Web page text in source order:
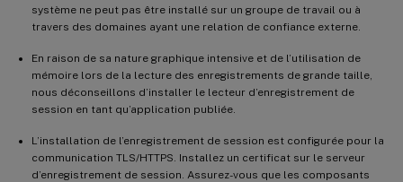
système ne peut pas être installé sur un groupe de travail ou à
travers des domaines ayant une relation de confiance externe.
En raison de sa nature graphique intensive et de l’utilisation de
mémoire lors de la lecture des enregistrements de grande taille,
nous déconseillons d’installer le lecteur d’enregistrement de
session en tant qu’application publiée.
L’installation de l’enregistrement de session est configurée pour la
communication TLS/HTTPS. Installez un certificat sur le serveur
d’enregistrement de session. Assurez-vous que les composants